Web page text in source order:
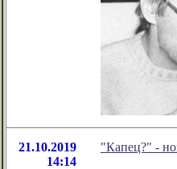
21.10.2019
14:14
"Капец?" -